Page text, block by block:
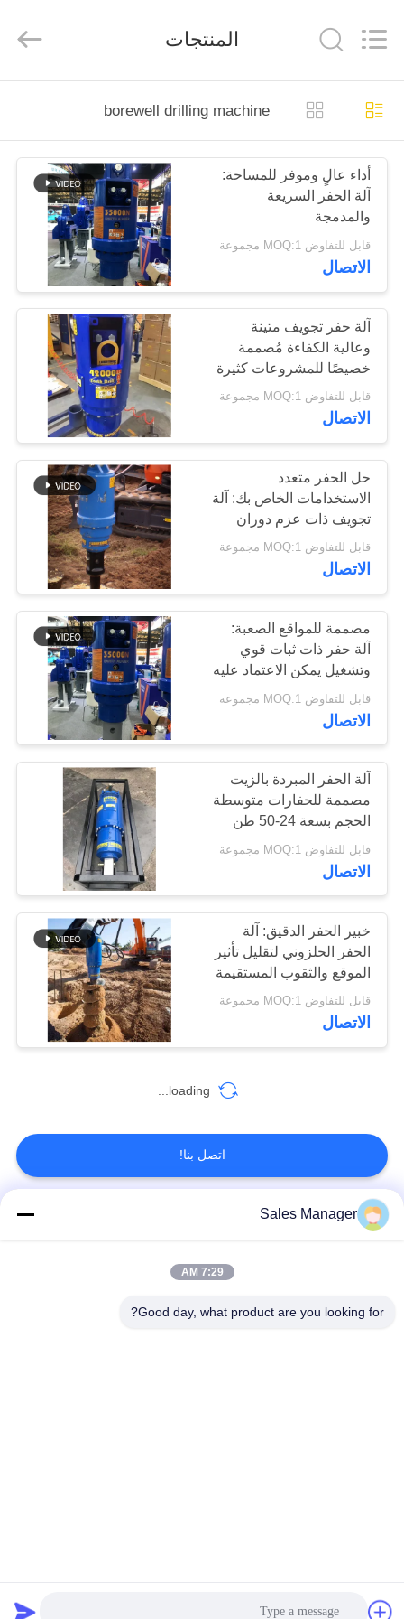
مسكن
منتجات
عرض
الواقع
الافتراضي
معلومات
جولة
في
المعمل
مراقبة
الجودة
اتصل
أخبار
حالات
اطلب
اقتباس
خريطة
الموقع
PRIVACY
POLICY
Machinery
Co.,
المنتجات
borewell drilling machine
أداء عالٍ وموفر للمساحة:
آلة الحفر السريعة
والمدمجة
قابل للتفاوض MOQ:1 مجموعة
الاتصال
آلة حفر تجويف متينة
وعالية الكفاءة مُصممة
خصيصًا للمشروعات كثيرة
المتطلبات
قابل للتفاوض MOQ:1 مجموعة
الاتصال
حل الحفر متعدد
الاستخدامات الخاص بك: آلة
تجويف ذات عزم دوران
عالي ذات قدرة أفقية
قابل للتفاوض MOQ:1 مجموعة
الاتصال
مصممة للمواقع الصعبة:
آلة حفر ذات ثبات قوي
وتشغيل يمكن الاعتماد عليه
قابل للتفاوض MOQ:1 مجموعة
الاتصال
آلة الحفر المبردة بالزيت
مصممة للحفارات متوسطة
الحجم بسعة 24-50 طن
قابل للتفاوض MOQ:1 مجموعة
الاتصال
خبير الحفر الدقيق: آلة
الحفر الحلزوني لتقليل تأثير
الموقع والثقوب المستقيمة
قابل للتفاوض MOQ:1 مجموعة
الاتصال
loading...
اتصل بنا!
فئات شعبية
سائق
سائق
Sales Manager
7:29 AM
Good day, what product are you looking for?